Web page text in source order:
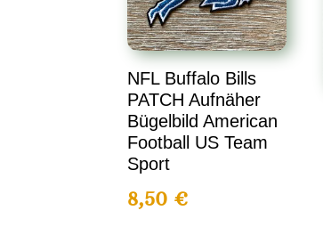
NFL Buffalo Bills
PATCH Aufnäher
Bügelbild American
Football US Team
Sport
8,50 €